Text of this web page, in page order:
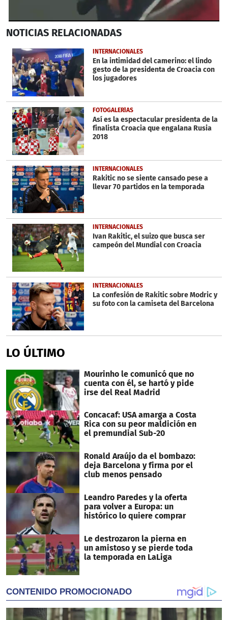
seconds
51
seconds
NOTICIAS RELACIONADAS
INTERNACIONALES
En la intimidad del camerino: el lindo
gesto de la presidenta de Croacia con
los jugadores
FOTOGALERÍAS
Así es la espectacular presidenta de la
finalista Croacia que engalana Rusia
2018
INTERNACIONALES
Rakitic no se siente cansado pese a
llevar 70 partidos en la temporada
INTERNACIONALES
Ivan Rakitic, el suizo que busca ser
campeón del Mundial con Croacia
INTERNACIONALES
La confesión de Rakitic sobre Modric y
su foto con la camiseta del Barcelona
LO ÚLTIMO
Mourinho le comunicó que no
cuenta con él, se hartó y pide
irse del Real Madrid
Concacaf: USA amarga a Costa
Rica con su peor maldición en
el premundial Sub-20
Ronald Araújo da el bombazo:
deja Barcelona y firma por el
club menos pensado
Leandro Paredes y la oferta
para volver a Europa: un
histórico lo quiere comprar
Le destrozaron la pierna en
un amistoso y se pierde toda
la temporada en LaLiga